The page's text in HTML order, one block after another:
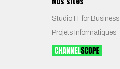
Studio IT for Business
Projets Informatiques